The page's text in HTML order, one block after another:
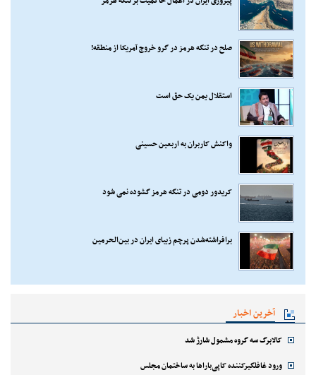
صلح در تنگه هرمز در گرو خروج آمریکا از منطقه!
استقلال یمن یک حق است
واکنش کاربران به اربعین حسینی
کریدور دومی در تنگه هرمز گشوده نمی شود
برافراشته‌شدن پرچم زیبای ایران در بین‌الحرمین
آخرین اخبار
کالابرگ سه گروه مشمول شارژ شد
ورود غافلگیرکننده کاپی‌باراها به ساختمان مجلس